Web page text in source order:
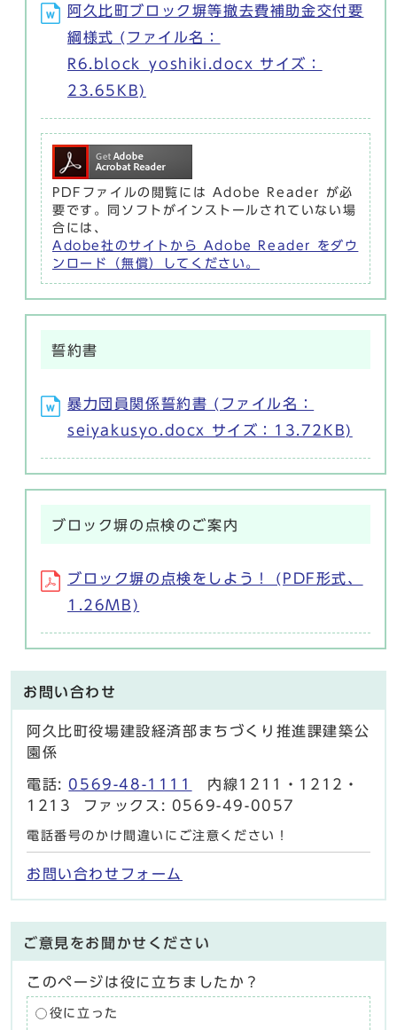
阿久比町ブロック塀等撤去費補助金交付要
綱様式 (ファイル名：
R6.block_yoshiki.docx サイズ：
23.65KB)
PDFファイルの閲覧には Adobe Reader が必
要です。同ソフトがインストールされていない場
合には、
Adobe社のサイトから Adobe Reader をダウ
ンロード（無償）してください。
誓約書
暴力団員関係誓約書 (ファイル名：
seiyakusyo.docx サイズ：13.72KB)
ブロック塀の点検のご案内
ブロック塀の点検をしよう！ (PDF形式、
1.26MB)
お問い合わせ
阿久比町役場建設経済部まちづくり推進課建築公
園係
電話: 0569-48-1111
内線1211・1212・
1213 ファックス: 0569-49-0057
電話番号のかけ間違いにご注意ください！
お問い合わせフォーム
ご意見をお聞かせください
このページは役に立ちましたか？
役に立った